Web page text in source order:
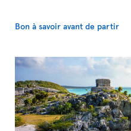
Bon à savoir avant de partir